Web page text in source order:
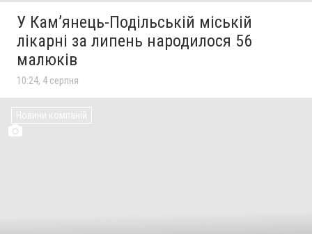
У Кам’янець-Подільській міській
лікарні за липень народилося 56
малюків
10:24, 4 серпня
Новини компаній